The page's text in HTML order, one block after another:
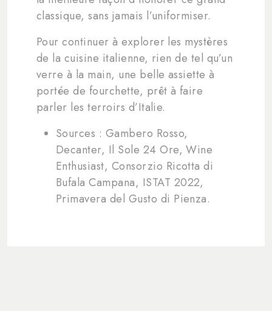
classique, sans jamais l’uniformiser.
Pour continuer à explorer les mystères
de la cuisine italienne, rien de tel qu’un
verre à la main, une belle assiette à
portée de fourchette, prêt à faire
parler les terroirs d’Italie.
Sources : Gambero Rosso,
Decanter, Il Sole 24 Ore, Wine
Enthusiast, Consorzio Ricotta di
Bufala Campana, ISTAT 2022,
Primavera del Gusto di Pienza.